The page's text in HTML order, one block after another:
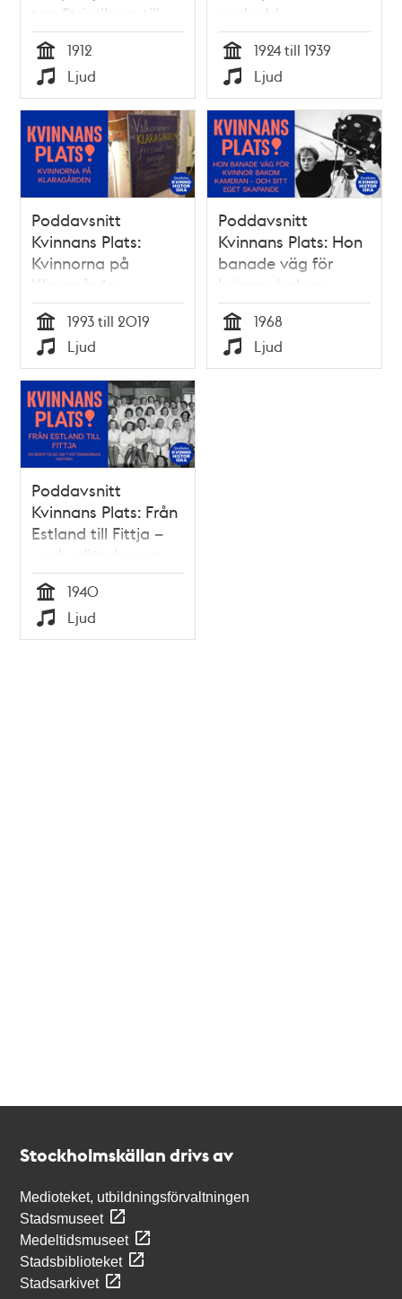
tog Strindberg till
vita duken, 1912
Tid
1912
Typ
Ljud
avskydd –
skulptören som
splittrade
kulturdebatten, 1924
Tid
1924 till 1939
Typ
Ljud
Poddavsnitt
Kvinnans Plats:
Kvinnorna på
Klaragården
Tid
1993 till 2019
Typ
Ljud
Poddavsnitt
Kvinnans Plats: Hon
banade väg för
kvinnor bakom
kameran – och sitt
eget skapande
Tid
1968
Typ
Ljud
Poddavsnitt
Kvinnans Plats: Från
Estland till Fittja –
en berättelse om
tvätterskornas
historia
Tid
1940
Typ
Ljud
Stockholmskällan drivs av
Medioteket, utbildningsförvaltningen
Stadsmuseet
Medeltidsmuseet
Stadsbiblioteket
Stadsarkivet